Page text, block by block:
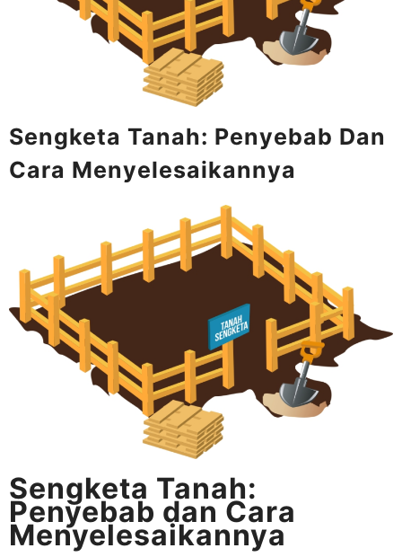
Sengketa Tanah: Penyebab Dan
Cara Menyelesaikannya
Sengketa Tanah:
Penyebab dan Cara
Menyelesaikannya